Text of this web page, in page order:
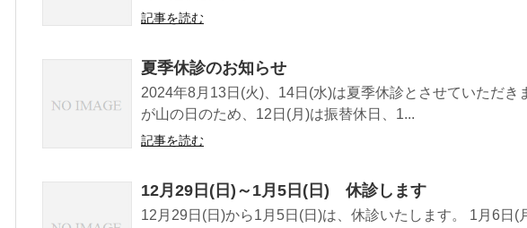
記事を読む
夏季休診のお知らせ
2024年8月13日(火)、14日(水)は夏季休診とさせていただき
が山の日のため、12日(月)は振替休日、1...
記事を読む
12月29日(日)～1月5日(日) 休診します
12月29日(日)から1月5日(日)は、休診いたします。 1月6日(